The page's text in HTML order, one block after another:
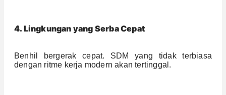
4. Lingkungan yang Serba Cepat
Benhil bergerak cepat. SDM yang tidak terbiasa
dengan ritme kerja modern akan tertinggal.